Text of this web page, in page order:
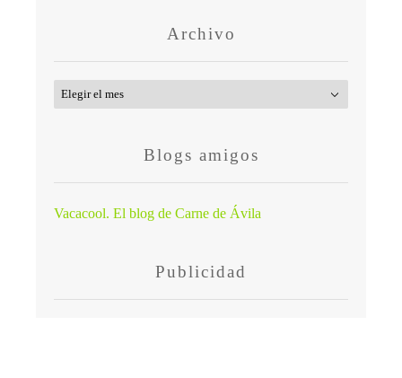
Archivo
Archivo
Blogs amigos
Vacacool. El blog de Carne de Ávila
Publicidad